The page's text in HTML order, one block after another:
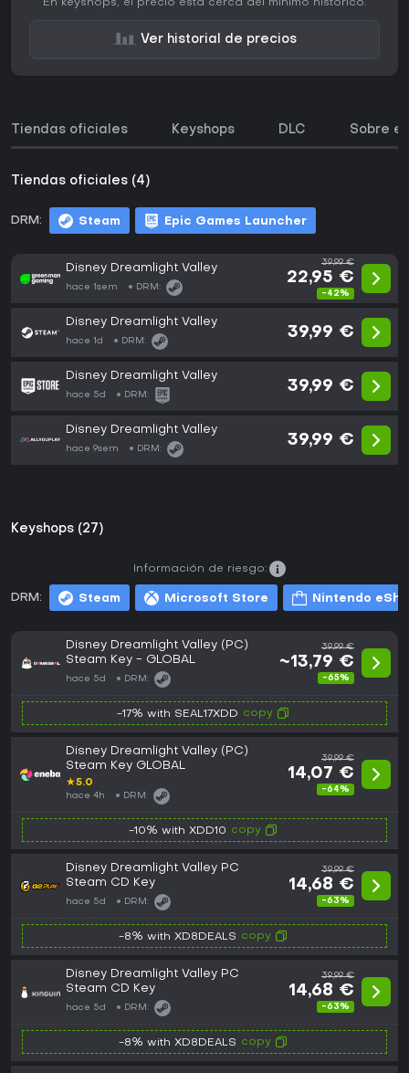
En keyshops, el precio está cerca del mínimo histórico.
Ver historial de precios
Tiendas oficiales Keyshops DLC Sobre
Tiendas oficiales (4)
DRM: Steam Epic Games Launcher
Disney Dreamlight Valley
hace 1sem DRM:
39,99 €
22,95 €
-42%
Disney Dreamlight Valley
hace 1d DRM:
39,99 €
Disney Dreamlight Valley
hace 5d DRM:
39,99 €
Disney Dreamlight Valley
hace 9sem DRM:
39,99 €
Keyshops (27)
DRM: Steam Microsoft Store Nintendo
Información de riesgo:
Disney Dreamlight Valley (PC)
Steam Key - GLOBAL
hace 5d DRM:
39,99 €
~13,79 €
-65%
-17% with SEAL17XDD copy
Disney Dreamlight Valley (PC)
Steam Key GLOBAL
★5.0
hace 4h DRM:
39,99 €
14,07 €
-64%
-10% with XDD10 copy
Disney Dreamlight Valley PC
Steam CD Key
hace 5d DRM:
39,99 €
14,68 €
-63%
-8% with XD8DEALS copy
Disney Dreamlight Valley PC
Steam CD Key
hace 5d DRM:
39,99 €
14,68 €
-63%
-8% with XD8DEALS copy